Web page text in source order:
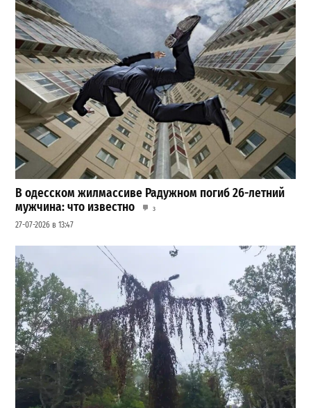
В одесском жилмассиве Радужном погиб 26-летний
мужчина: что известно
3
27-07-2026 в 13:47